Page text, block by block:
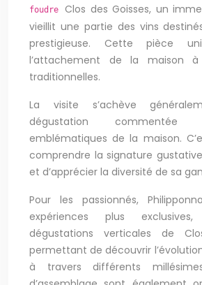
foudre Clos des Goisses, un
vieillit une partie des vins
prestigieuse. Cette pièce
l’attachement de la maison
traditionnelles.
La visite s’achève
dégustation
emblématiques de la maison.
comprendre la signature
et d’apprécier la diversité de sa
Pour les passionnés,
expériences plus
dégustations verticales de
permettant de découvrir
à travers différents